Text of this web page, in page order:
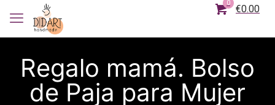
0
€0.00
Regalo mamá. Bolso
de Paja para Mujer